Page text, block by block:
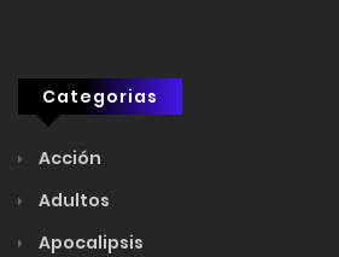
Categorias
Acción
Adultos
Apocalipsis